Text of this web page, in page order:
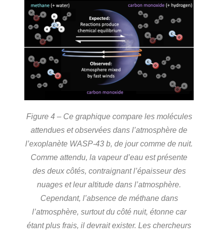
Figure 4 – Ce graphique compare les molécules
attendues et observées dans l’atmosphère de
l’exoplanète WASP-43 b, de jour comme de nuit.
Comme attendu, la vapeur d’eau est présente
des deux côtés, contraignant l’épaisseur des
nuages et leur altitude dans l’atmosphère.
Cependant, l’absence de méthane dans
l’atmosphère, surtout du côté nuit, étonne car
étant plus frais, il devrait exister. Les chercheurs